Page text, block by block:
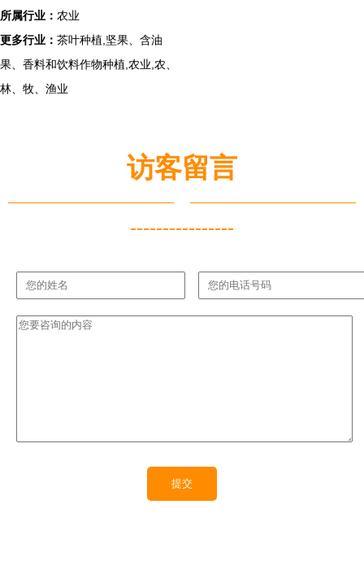
所属行业： 农业
更多行业： 茶叶种植,坚果、含油
果、香料和饮料作物种植,农业,农、
林、牧、渔业
访客留言
----------------